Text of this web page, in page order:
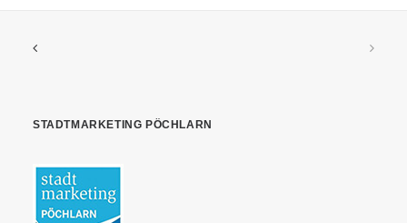
STADTMARKETING PÖCHLARN